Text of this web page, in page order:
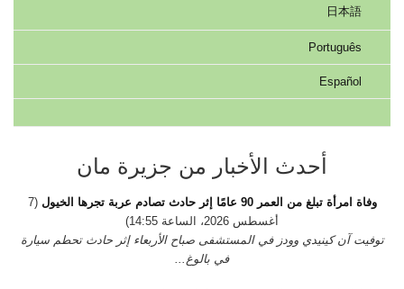
日本語
Português
Español
أحدث الأخبار من جزيرة مان
وفاة امرأة تبلغ من العمر 90 عامًا إثر حادث تصادم عربة تجرها الخيول
(7
أغسطس 2026، الساعة 14:55)
توفيت آن كينيدي وودز في المستشفى صباح الأربعاء إثر حادث تحطم سيارة
في بالوغ...